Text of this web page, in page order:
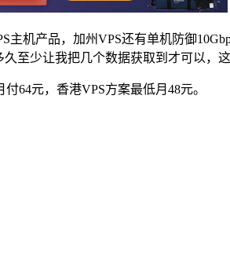
机产品，加州VPS还有单机防御
至少让我把几个数据获取到才可以，
64元，香港VPS方案最低月48元。